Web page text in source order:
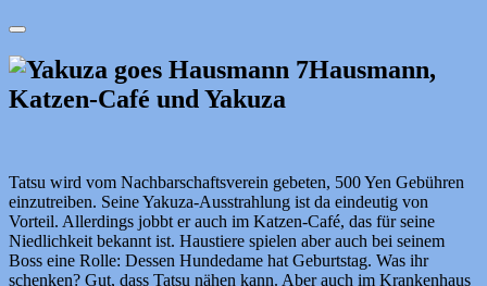
Hausmann,
Katzen-Café und Yakuza
Tatsu wird vom Nachbarschaftsverein gebeten, 500 Yen Gebühren
einzutreiben. Seine Yakuza-Ausstrahlung ist da eindeutig von
Vorteil. Allerdings jobbt er auch im Katzen-Café, das für seine
Niedlichkeit bekannt ist. Haustiere spielen aber auch bei seinem
Boss eine Rolle: Dessen Hundedame hat Geburtstag. Was ihr
schenken? Gut, dass Tatsu nähen kann. Aber auch im Krankenhaus